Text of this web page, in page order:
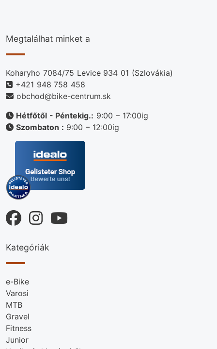
Megtalálhat minket a
Koharyho 7084/75 Levice 934 01 (Szlovákia)
+421 948 758 458
obchod@bike-centrum.sk
Hétfőtől - Péntekig.: 9:00 – 17:00ig
Szombaton : 9:00 – 12:00ig
Kategóriák
e-Bike
Varosi
MTB
Gravel
Fitness
Junior